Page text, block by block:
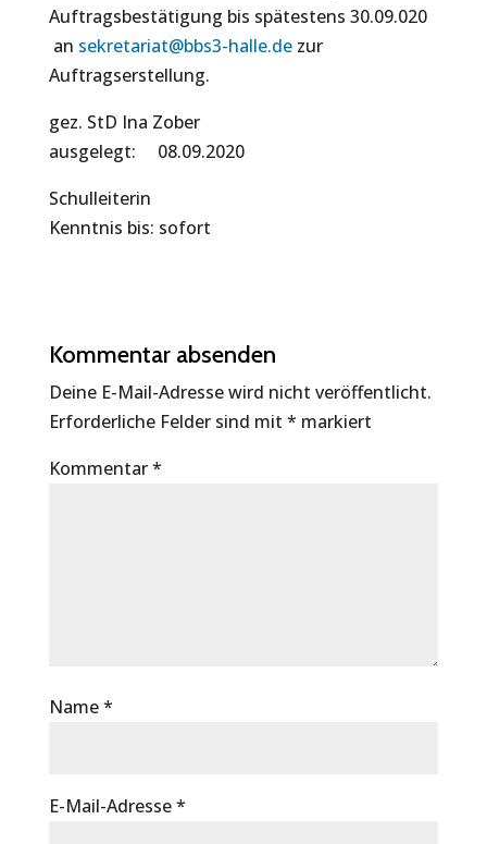
Auftragsbestätigung bis spätestens 30.09.020
an sekretariat@bbs3-halle.dezur
Auftragserstellung.
gez. StD Ina Zober
ausgelegt: 08.09.2020
Schulleiterin
Kenntnis bis: sofort
Kommentar absenden
Deine E-Mail-Adresse wird nicht veröffentlicht.
Erforderliche Felder sind mit * markiert
Kommentar*
Name*
E-Mail-Adresse*